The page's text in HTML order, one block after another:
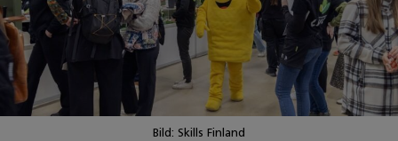
Bild: Skills Finland